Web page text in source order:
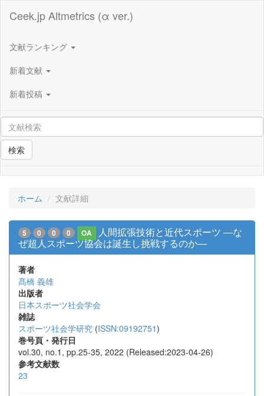
Ceek.jp Altmetrics (α ver.)
文献ランキング
新着文献
新着投稿
検索
ホーム 文献詳細
5 0 0 0 OA
人間拡張技術と近代スポーツ ―な
ぜ超人スポーツ協会は誕生し挑戦するのか―
著者
髙橋 義雄
出版者
日本スポーツ社会学会
雑誌
スポーツ社会学研究 (ISSN:09192751)
巻号頁・発行日
vol.30, no.1, pp.25-35, 2022 (Released:2023-04-26)
参考文献数
23